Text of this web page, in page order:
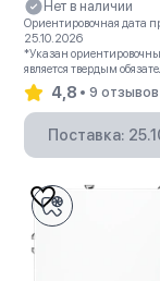
Нет в наличии
Ориентировочная дата
25.10.2026
*Указан
является твердым
4,8 9 отзывов
Поставка: